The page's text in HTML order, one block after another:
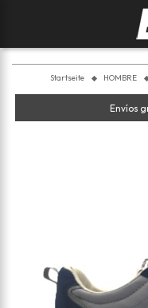
Startseite HOMBRE
Envíos